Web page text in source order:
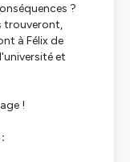
?
trouveront,
à Félix de
et
!